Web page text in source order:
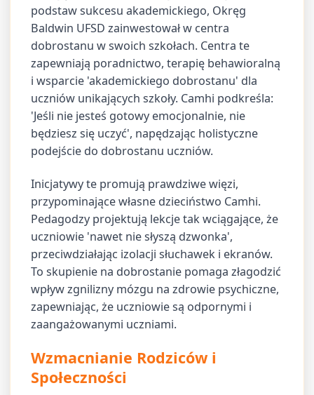
podstaw sukcesu akademickiego, Okręg
Baldwin UFSD zainwestował w centra
dobrostanu w swoich szkołach. Centra te
zapewniają poradnictwo, terapię behawioralną
i wsparcie 'akademickiego dobrostanu' dla
uczniów unikających szkoły. Camhi podkreśla:
'Jeśli nie jesteś gotowy emocjonalnie, nie
będziesz się uczyć', napędzając holistyczne
podejście do dobrostanu uczniów.
Inicjatywy te promują prawdziwe więzi,
przypominające własne dzieciństwo Camhi.
Pedagodzy projektują lekcje tak wciągające, że
uczniowie 'nawet nie słyszą dzwonka',
przeciwdziałając izolacji słuchawek i ekranów.
To skupienie na dobrostanie pomaga złagodzić
wpływ zgnilizny mózgu na zdrowie psychiczne,
zapewniając, że uczniowie są odpornymi i
zaangażowanymi uczniami.
Wzmacnianie Rodziców i
Społeczności